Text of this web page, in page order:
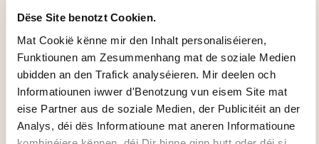
Dëse Site benotzt Cookien.
Mat Cookië kënne mir den Inhalt personaliséieren,
Funktiounen am Zesummenhang mat de soziale Medien
ubidden an den Trafick analyséieren. Mir deelen och
Informatiounen iwwer d'Benotzung vun eisem Site mat
eise Partner aus de soziale Medien, der Publicitéit an der
Analys, déi dës Informatioune mat aneren Informatioune
Vérification périodique et
gestion des équipements